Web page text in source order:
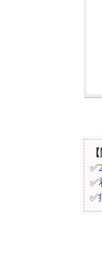
✅
✅
✅